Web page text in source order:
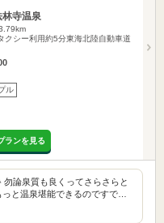
寺温泉
クシー利用約5分東海北陸自動車道
ル
ランを見る
論泉質も良くってさらさらと
と温泉堪能できるのですで…